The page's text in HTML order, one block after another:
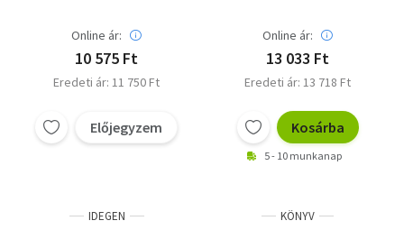
Online ár:
10 575 Ft
Eredeti ár: 11 750 Ft
Előjegyzem
Online ár:
13 033 Ft
Eredeti ár: 13 718 Ft
Kosárba
5 - 10 munkanap
IDEGEN KÖNYV